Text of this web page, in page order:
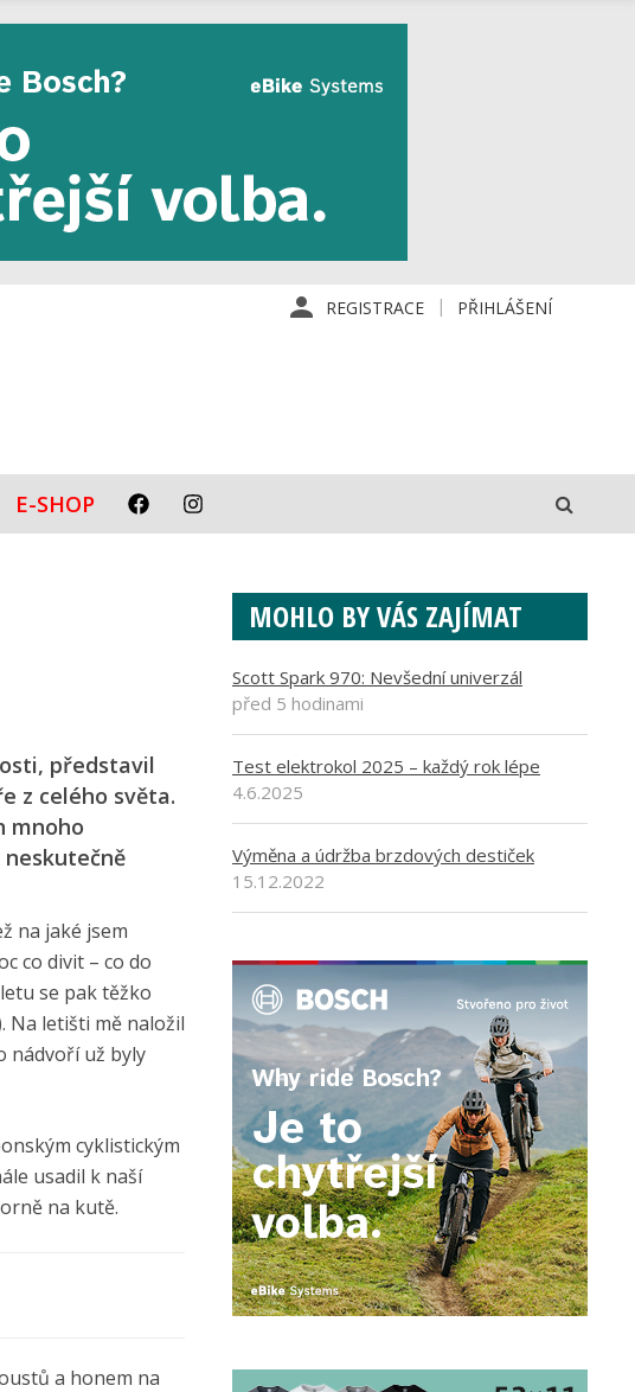
REGISTRACE PŘIHLÁŠENÍ
E-SHOP
představil
z celého světa.
mnoho
na jaké jsem
co divit – co do
se pak těžko
Na letišti mě naložil
nádvoří už byly
cyklistickým
usadil k naší
na kutě.
a honem na
MOHLO BY VÁS ZAJÍMAT
Scott Spark 970: Nevšední univerzál
před 5 hodinami
Test elektrokol 2025 – každý rok lépe
4.6.2025
Výměna a údržba brzdových destiček
15.12.2022